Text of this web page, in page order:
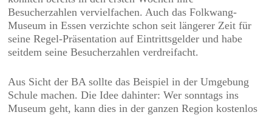
Besucherzahlen vervielfachen. Auch das Folkwang-
Museum in Essen verzichte schon seit längerer Zeit für
seine Regel-Präsentation auf Eintrittsgelder und habe
seitdem seine Besucherzahlen verdreifacht.
Aus Sicht der BA sollte das Beispiel in der Umgebung
Schule machen. Die Idee dahinter: Wer sonntags ins
Museum geht, kann dies in der ganzen Region kostenlos